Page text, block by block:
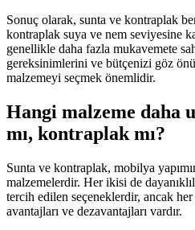
Sonuç olarak, sunta ve kontraplak
kontraplak suya ve nem seviyesine
genellikle daha fazla mukavemete
gereksinimlerini ve bütçenizi göz
malzemeyi seçmek önemlidir.
Hangi malzeme daha
mı, kontraplak mı?
Sunta ve kontraplak, mobilya
malzemelerdir. Her ikisi de
tercih edilen seçeneklerdir, ancak
avantajları ve dezavantajları vardır.